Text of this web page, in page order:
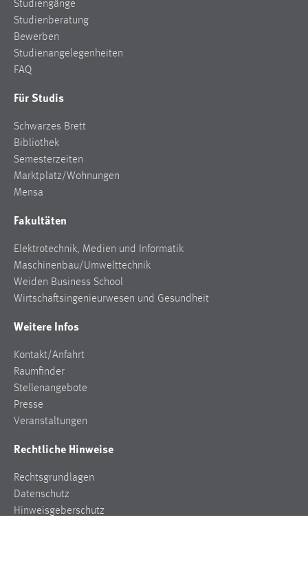
Studiengänge
Studienberatung
Bewerben
Studienangelegenheiten
FAQ
Für Studis
Schwarzes Brett
Bibliothek
Semesterzeiten
Marktplatz/Wohnungen
Mensa
Fakultäten
Elektrotechnik, Medien und Informatik
Maschinenbau/Umwelttechnik
Weiden Business School
Wirtschaftsingenieurwesen und Gesundheit
Weitere Infos
Kontakt/Anfahrt
Raumfinder
Stellenangebote
Presse
Veranstaltungen
Rechtliche Hinweise
Rechtsgrundlagen
Datenschutz
Hinweisgeberschutz